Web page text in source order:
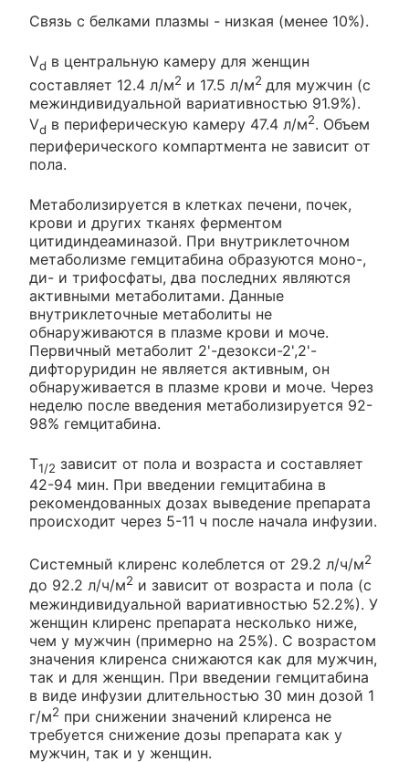
Связь с белками плазмы - низкая (менее 10%).
Vd в центральную камеру для женщин
составляет 12.4 л/м2 и 17.5 л/м2 для мужчин (с
межиндивидуальной вариативностью 91.9%).
Vd в периферическую камеру 47.4 л/м2. Объем
периферического компартмента не зависит от
пола.
Метаболизируется в клетках печени, почек,
крови и других тканях ферментом
цитидиндеаминазой. При внутриклеточном
метаболизме гемцитабина образуются моно-,
ди- и трифосфаты, два последних являются
активными метаболитами. Данные
внутриклеточные метаболиты не
обнаруживаются в плазме крови и моче.
Первичный метаболит 2'-дезокси-2',2'-
дифторуридин не является активным, он
обнаруживается в плазме крови и моче. Через
неделю после введения метаболизируется 92-
98% гемцитабина.
T1/2 зависит от пола и возраста и составляет
42-94 мин. При введении гемцитабина в
рекомендованных дозах выведение препарата
происходит через 5-11 ч после начала инфузии.
Системный клиренс колеблется от 29.2 л/ч/м2
до 92.2 л/ч/м2 и зависит от возраста и пола (с
межиндивидуальной вариативностью 52.2%). У
женщин клиренс препарата несколько ниже,
чем у мужчин (примерно на 25%). С возрастом
значения клиренса снижаются как для мужчин,
так и для женщин. При введении гемцитабина
в виде инфузии длительностью 30 мин дозой 1
г/м2 при снижении значений клиренса не
требуется снижение дозы препарата как у
мужчин, так и у женщин.